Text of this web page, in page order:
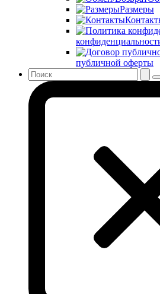
Размеры
публичной оферты